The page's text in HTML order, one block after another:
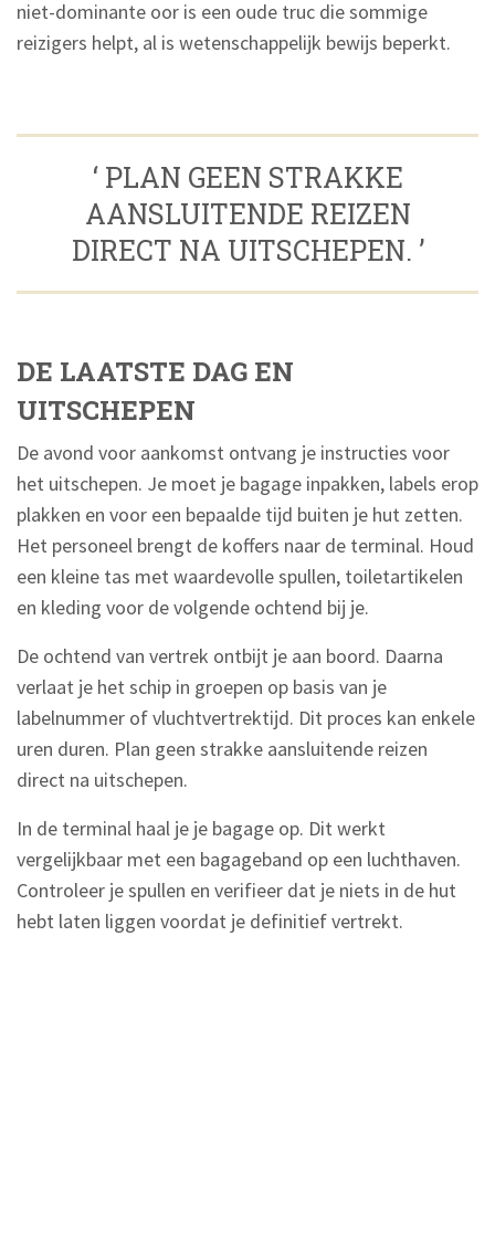
niet-dominante oor is een oude truc die sommige
reizigers helpt, al is wetenschappelijk bewijs beperkt.
‘ PLAN GEEN STRAKKE
AANSLUITENDE REIZEN
DIRECT NA UITSCHEPEN. ’
DE LAATSTE DAG EN
UITSCHEPEN
De avond voor aankomst ontvang je instructies voor
het uitschepen. Je moet je bagage inpakken, labels erop
plakken en voor een bepaalde tijd buiten je hut zetten.
Het personeel brengt de koffers naar de terminal. Houd
een kleine tas met waardevolle spullen, toiletartikelen
en kleding voor de volgende ochtend bij je.
De ochtend van vertrek ontbijt je aan boord. Daarna
verlaat je het schip in groepen op basis van je
labelnummer of vluchtvertrektijd. Dit proces kan enkele
uren duren. Plan geen strakke aansluitende reizen
direct na uitschepen.
In de terminal haal je je bagage op. Dit werkt
vergelijkbaar met een bagageband op een luchthaven.
Controleer je spullen en verifieer dat je niets in de hut
hebt laten liggen voordat je definitief vertrekt.